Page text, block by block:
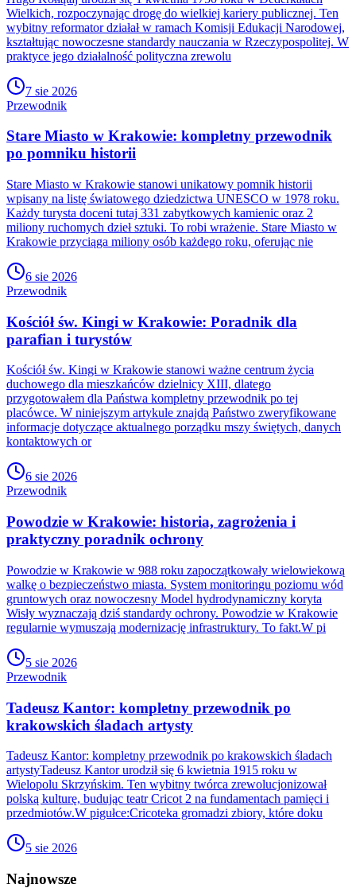
Wielkich, rozpoczynając drogę do wielkiej kariery publicznej. Ten
wybitny reformator działał w ramach Komisji Edukacji Narodowej,
kształtując nowoczesne standardy nauczania w Rzeczypospolitej. W
praktyce jego działalność polityczna zrewolu
7 sie 2026
Przewodnik
Stare Miasto w Krakowie: kompletny przewodnik
po pomniku historii
Stare Miasto w Krakowie stanowi unikatowy pomnik historii
wpisany na listę światowego dziedzictwa UNESCO w 1978 roku.
Każdy turysta doceni tutaj 331 zabytkowych kamienic oraz 2
miliony ruchomych dzieł sztuki. To robi wrażenie. Stare Miasto w
Krakowie przyciąga miliony osób każdego roku, oferując nie
6 sie 2026
Przewodnik
Kościół św. Kingi w Krakowie: Poradnik dla
parafian i turystów
Kościół św. Kingi w Krakowie stanowi ważne centrum życia
duchowego dla mieszkańców dzielnicy XIII, dlatego
przygotowałem dla Państwa kompletny przewodnik po tej
placówce. W niniejszym artykule znajdą Państwo zweryfikowane
informacje dotyczące aktualnego porządku mszy świętych, danych
kontaktowych or
6 sie 2026
Przewodnik
Powodzie w Krakowie: historia, zagrożenia i
praktyczny poradnik ochrony
Powodzie w Krakowie w 988 roku zapoczątkowały wielowiekową
walkę o bezpieczeństwo miasta. System monitoringu poziomu wód
gruntowych oraz nowoczesny Model hydrodynamiczny koryta
Wisły wyznaczają dziś standardy ochrony. Powodzie w Krakowie
regularnie wymuszają modernizację infrastruktury. To fakt.W pi
5 sie 2026
Przewodnik
Tadeusz Kantor: kompletny przewodnik po
krakowskich śladach artysty
Tadeusz Kantor: kompletny przewodnik po krakowskich śladach
artystyTadeusz Kantor urodził się 6 kwietnia 1915 roku w
Wielopolu Skrzyńskim. Ten wybitny twórca zrewolucjonizował
polską kulturę, budując teatr Cricot 2 na fundamentach pamięci i
przedmiotów.W pigułce:Cricoteka gromadzi zbiory, które doku
5 sie 2026
Najnowsze